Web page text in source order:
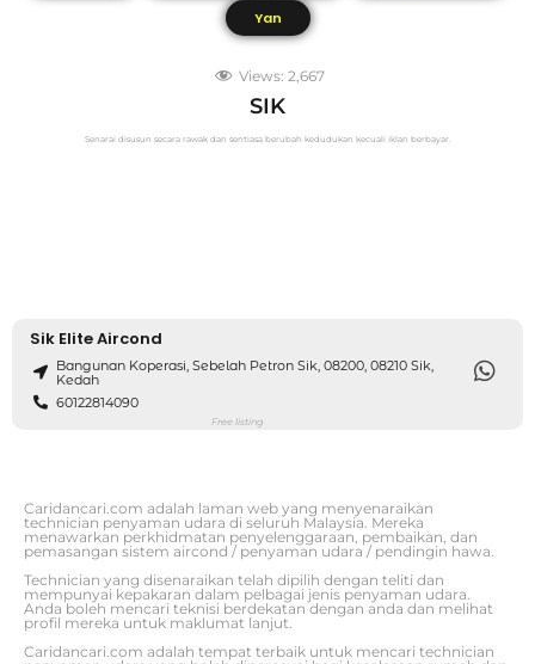
Yan
Views: 2,667
SIK
Senarai disusun secara rawak dan sentiasa berubah kedudukan kecuali iklan berbayar.
Sik Elite Aircond
Bangunan Koperasi, Sebelah Petron Sik, 08200, 08210 Sik,
Kedah
60122814090
Free listing
Caridancari.com adalah laman web yang menyenaraikan
technician penyaman udara di seluruh Malaysia. Mereka
menawarkan perkhidmatan penyelenggaraan, pembaikan, dan
pemasangan sistem aircond / penyaman udara / pendingin hawa.
Technician yang disenaraikan telah dipilih dengan teliti dan
mempunyai kepakaran dalam pelbagai jenis penyaman udara.
Anda boleh mencari teknisi berdekatan dengan anda dan melihat
profil mereka untuk maklumat lanjut.
Caridancari.com adalah tempat terbaik untuk mencari technician